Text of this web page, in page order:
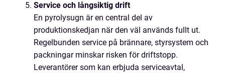
Service och långsiktig drift
En pyrolysugn är en central del av
produktionskedjan när den väl används fullt ut.
Regelbunden service på brännare, styrsystem och
packningar minskar risken för driftstopp.
Leverantörer som kan erbjuda serviceavtal,